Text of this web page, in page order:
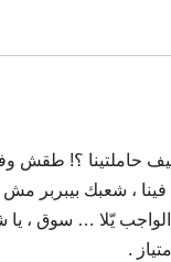
عمّي كيف حاملتينا
، شعبك بيبربر
الواجب يّلا … سوق
.